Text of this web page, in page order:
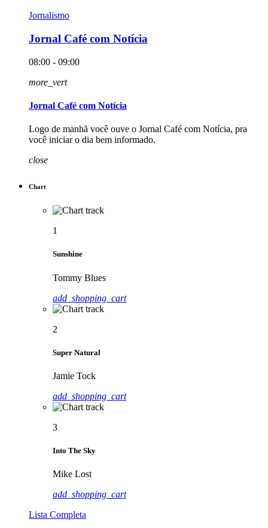
Jornalismo
Jornal Café com Notícia
08:00 - 09:00
more_vert
Jornal Café com Notícia
Logo de manhã você ouve o Jornal Café com Notícia, pra
você iniciar o dia bem informado.
close
Chart
1
Sunshine
Tommy Blues
add_shopping_cart
2
Super Natural
Jamie Tock
add_shopping_cart
3
Into The Sky
Mike Lost
add_shopping_cart
Lista Completa